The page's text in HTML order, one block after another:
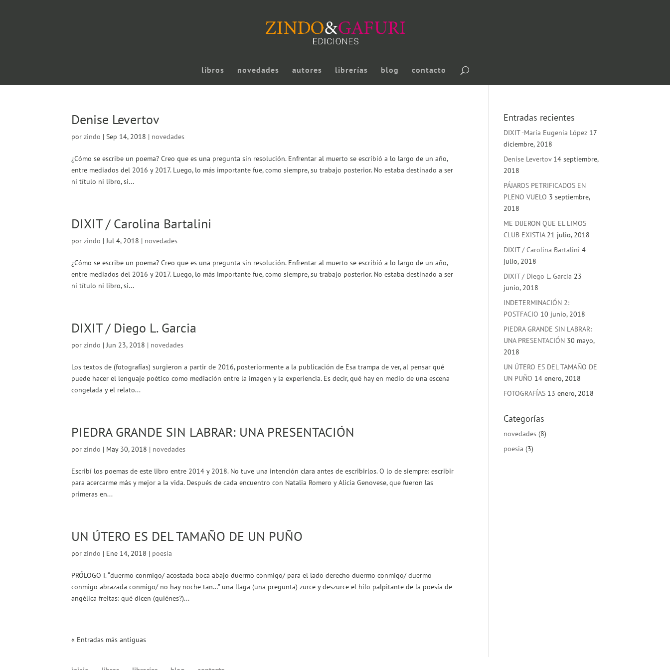
libros novedades autores librerías blog contacto
Denise Levertov
por zindo | Sep 14, 2018 | novedades
¿Cómo se escribe un poema? Creo que es una pregunta sin resolución. Enfrentar al muerto se escribió a lo largo de un año,
entre mediados del 2016 y 2017. Luego, lo más importante fue, como siempre, su trabajo posterior. No estaba destinado a ser
ni título ni libro, si...
DIXIT / Carolina Bartalini
por zindo |Jul 4, 2018 | novedades
¿Cómo se escribe un poema? Creo que es una pregunta sin resolución. Enfrentar al muerto se escribió a lo largo de un año,
entre mediados del 2016 y 2017. Luego, lo más importante fue, como siempre, su trabajo posterior. No estaba destinado a ser
ni título ni libro, si...
DIXIT / Diego L. Garcia
por zindo |Jun 23, 2018 | novedades
Los textos de (fotografías) surgieron a partir de 2016, posteriormente a la publicación de Esa trampa de ver, al pensar qué
puede hacer el lenguaje poético como mediación entre la imagen y la experiencia. Es decir, qué hay en medio de una escena
congelada y el relato...
PIEDRA GRANDE SIN LABRAR: UNA PRESENTACIÓN
por zindo | May 30, 2018 | novedades
Escribí los poemas de este libro entre 2014 y 2018. No tuve una intención clara antes de escribirlos. O lo de siempre: escribir
para acercarme más y mejor a la vida. Después de cada encuentro con Natalia Romero y Alicia Genovese, que fueron las
primeras en...
UN ÚTERO ES DEL TAMAÑO DE UN PUÑO
por zindo | Ene 14, 2018 | poesia
PRÓLOGO I. “duermo conmigo/ acostada boca abajo duermo conmigo/ para el lado derecho duermo conmigo/ duermo
conmigo abrazada conmigo/ no hay noche tan…” una llaga (una pregunta) zurce y deszurce el hilo palpitante de la poesía de
angélica freitas: qué dicen (quiénes?)...
« Entradas más antiguas
Entradas recientes
DIXIT -María Eugenia López 17
diciembre, 2018
Denise Levertov 14 septiembre,
2018
PÁJAROS PETRIFICADOS EN
PLENO VUELO 3 septiembre,
2018
ME DIJERON QUE EL LIMOS
CLUB EXISTIA 21 julio, 2018
DIXIT / Carolina Bartalini 4
julio, 2018
DIXIT / Diego L. Garcia 23
junio, 2018
INDETERMINACIÓN 2:
POSTFACIO 10 junio, 2018
PIEDRA GRANDE SIN LABRAR:
UNA PRESENTACIÓN 30 mayo,
2018
UN ÚTERO ES DEL TAMAÑO DE
UN PUÑO 14 enero, 2018
FOTOGRAFÍAS 13 enero, 2018
Categorías
novedades (8)
poesia (3)